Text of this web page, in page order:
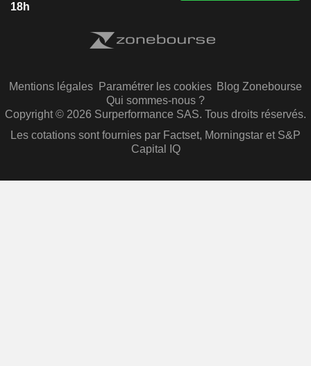
18h
Mentions légales Paramétrer les cookies Blog Zonebourse
Qui sommes-nous ?
Copyright © 2026 Surperformance SAS. Tous droits réservés.
Les cotations sont fournies par Factset, Morningstar et S&P
Capital IQ